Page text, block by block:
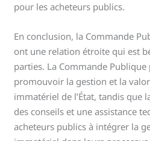
pour les acheteurs publics.
En conclusion, la Commande
ont une relation étroite qui est
parties. La Commande
promouvoir la gestion et la
immatériel de l’État, tandis que
des conseils et une assistance
acheteurs publics à intégrer la